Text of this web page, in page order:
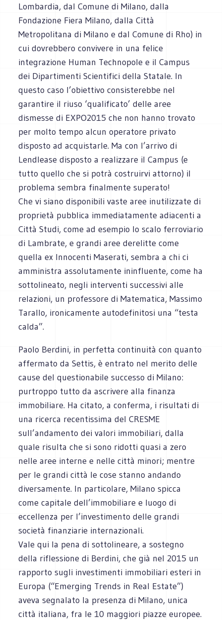
Lombardia, dal Comune di Milano, dalla
Fondazione Fiera Milano, dalla Città
Metropolitana di Milano e dal Comune di Rho) in
cui dovrebbero convivere in una felice
integrazione Human Technopole e il Campus
dei Dipartimenti Scientifici della Statale. In
questo caso l’obiettivo consisterebbe nel
garantire il riuso ‘qualificato’ delle aree
dismesse di EXPO2015 che non hanno trovato
per molto tempo alcun operatore privato
disposto ad acquistarle. Ma con l’arrivo di
Lendlease disposto a realizzare il Campus (e
tutto quello che si potrà costruirvi attorno) il
problema sembra finalmente superato!
Che vi siano disponibili vaste aree inutilizzate di
proprietà pubblica immediatamente adiacenti a
Città Studi, come ad esempio lo scalo ferroviario
di Lambrate, e grandi aree derelitte come
quella ex Innocenti Maserati, sembra a chi ci
amministra assolutamente ininfluente, come ha
sottolineato, negli interventi successivi alle
relazioni, un professore di Matematica, Massimo
Tarallo, ironicamente autodefinitosi una “testa
calda”.
Paolo Berdini, in perfetta continuità con quanto
affermato da Settis, è entrato nel merito delle
cause del questionabile successo di Milano:
purtroppo tutto da ascrivere alla finanza
immobiliare. Ha citato, a conferma, i risultati di
una ricerca recentissima del CRESME
sull’andamento dei valori immobiliari, dalla
quale risulta che si sono ridotti quasi a zero
nelle aree interne e nelle città minori; mentre
per le grandi città le cose stanno andando
diversamente. In particolare, Milano spicca
come capitale dell’immobiliare e luogo di
eccellenza per l’investimento delle grandi
società finanziarie internazionali.
Vale qui la pena di sottolineare, a sostegno
della riflessione di Berdini, che già nel 2015 un
rapporto sugli investimenti immobiliari esteri in
Europa (“Emerging Trends in Real Estate”)
aveva segnalato la presenza di Milano, unica
città italiana, fra le 10 maggiori piazze europee.